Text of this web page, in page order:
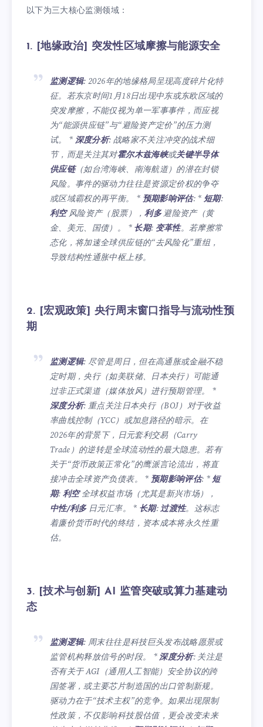
以下为三大核心监测领域：
1. [地缘政治] 突发性区域摩擦与能源安全
监测逻辑: 2026年的地缘格局呈现高度碎片化特
征。若东京时间1月18日出现中东或东欧区域的
突发摩擦，不能仅视为单一军事事件，而应视
为“能源供应链”与“避险资产定价”的压力测
试。 * 深度分析: 战略家不关注冲突的战术细
节，而是关注其对霍尔木兹海峡或关键半导体
供应链（如台湾海峡、南海航道）的潜在封锁
风险。事件的驱动力往往是资源定价权的争夺
或区域霸权的再平衡。 * 预期影响评估: *短期:
利空风险资产（股票），利多避险资产（黄
金、美元、国债）。 * 长期: 变革性。若摩擦常
态化，将加速全球供应链的“去风险化”重组，
导致结构性通胀中枢上移。
2. [宏观政策] 央行周末窗口指导与流动性预
期
监测逻辑: 尽管是周日，但在高通胀或金融不稳
定时期，央行（如美联储、日本央行）可能通
过非正式渠道（媒体放风）进行预期管理。 *
深度分析: 重点关注日本央行（BOJ）对于收益
率曲线控制（YCC）或加息路径的暗示。在
2026年的背景下，日元套利交易（Carry
Trade）的逆转是全球流动性的最大隐患。若有
关于“货币政策正常化”的鹰派言论流出，将直
接冲击全球资产负债表。 * 预期影响评估: *短
期:利空全球权益市场（尤其是新兴市场），
中性/利多日元汇率。 * 长期:过渡性。这标志
着廉价货币时代的终结，资本成本将永久性重
估。
3. [技术与创新] AI 监管突破或算力基建动
态
监测逻辑: 周末往往是科技巨头发布战略愿景或
监管机构释放信号的时段。 *深度分析: 关注是
否有关于 AGI（通用人工智能）安全协议的跨
国签署，或主要芯片制造国的出口管制新规。
驱动力在于“技术主权”的竞争。如果出现限制
性政策，不仅影响科技股估值，更会改变未来